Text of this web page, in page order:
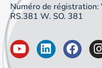
Numéro de
RS.381 W. SO. 381